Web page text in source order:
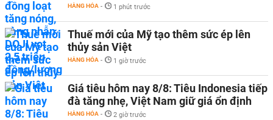
HÀNG HÓA - 1 phút trước
Thuế mới của Mỹ tạo thêm sức ép lên
thủy sản Việt
HÀNG HÓA - 1 giờ trước
Giá tiêu hôm nay 8/8: Tiêu Indonesia tiếp
đà tăng nhẹ, Việt Nam giữ giá ổn định
HÀNG HÓA - 2 giờ trước